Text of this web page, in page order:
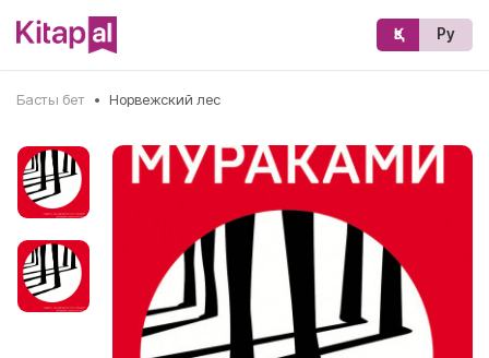
Қз Ру
Басты бет • Норвежский лес